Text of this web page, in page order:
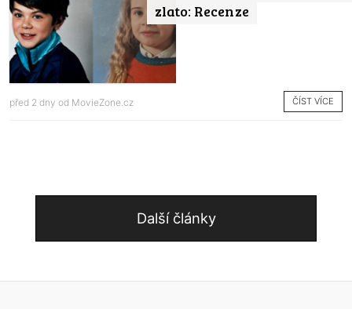
zlato: Recenze
před 2 dny od MovieZone.cz ČÍST VÍCE
Další články